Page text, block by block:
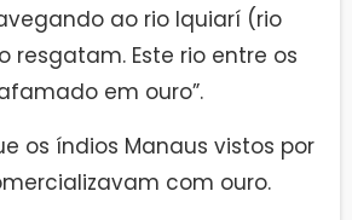
ao rio Iquiarí (rio
resgatam. Este rio entre os
em ouro”.
os índios Manaus vistos por
com ouro.